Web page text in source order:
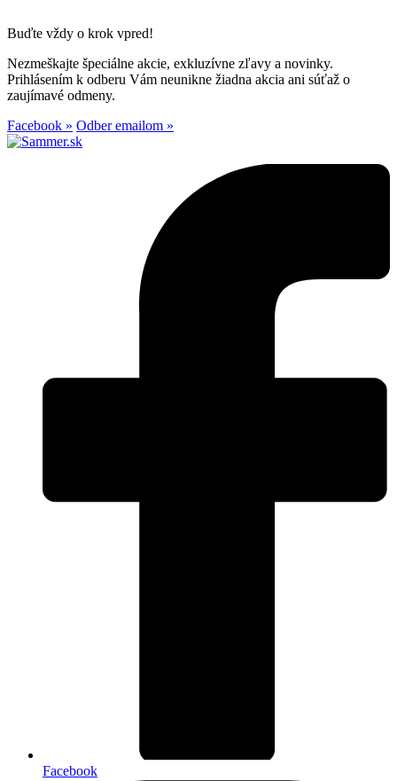
Buďte vždy o krok vpred!
Nezmeškajte špeciálne akcie, exkluzívne zľavy a novinky.
Prihlásením k odberu Vám neunikne žiadna akcia ani súťaž o
zaujímavé odmeny.
Facebook » Odber emailom »
Facebook